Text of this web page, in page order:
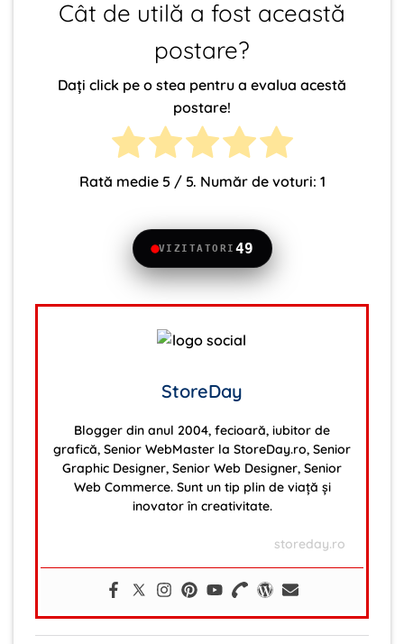
Cât de utilă a fost această
postare?
Dați click pe o stea pentru a evalua acestă
postare!
Rată medie 5 / 5. Număr de voturi: 1
VIZITATORI 49
StoreDay
Blogger din anul 2004, fecioară, iubitor de
grafică, Senior WebMaster la StoreDay.ro, Senior
Graphic Designer, Senior Web Designer, Senior
Web Commerce. Sunt un tip plin de viață și
inovator în creativitate.
storeday.ro